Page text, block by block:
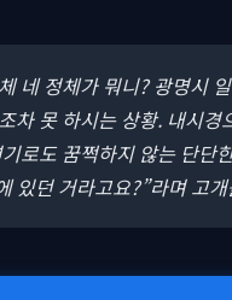
네 정체가 뭐니? 광명시
차 못 하시는 상황. 내시
로도 꿈쩍하지 않는 단단
있던 거라고요?”라며 고